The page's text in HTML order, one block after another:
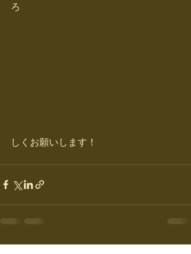
ろ
しくお願いします！